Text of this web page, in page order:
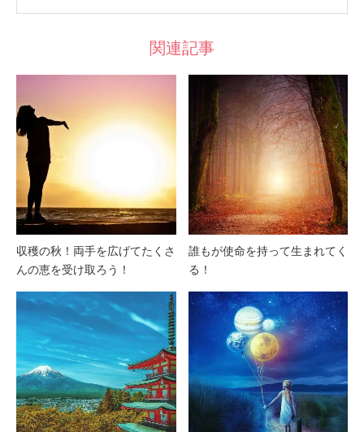
関連記事
収穫の秋！両手を広げてたくさ
んの恵を受け取ろう！
誰もが使命を持って生まれてく
る！